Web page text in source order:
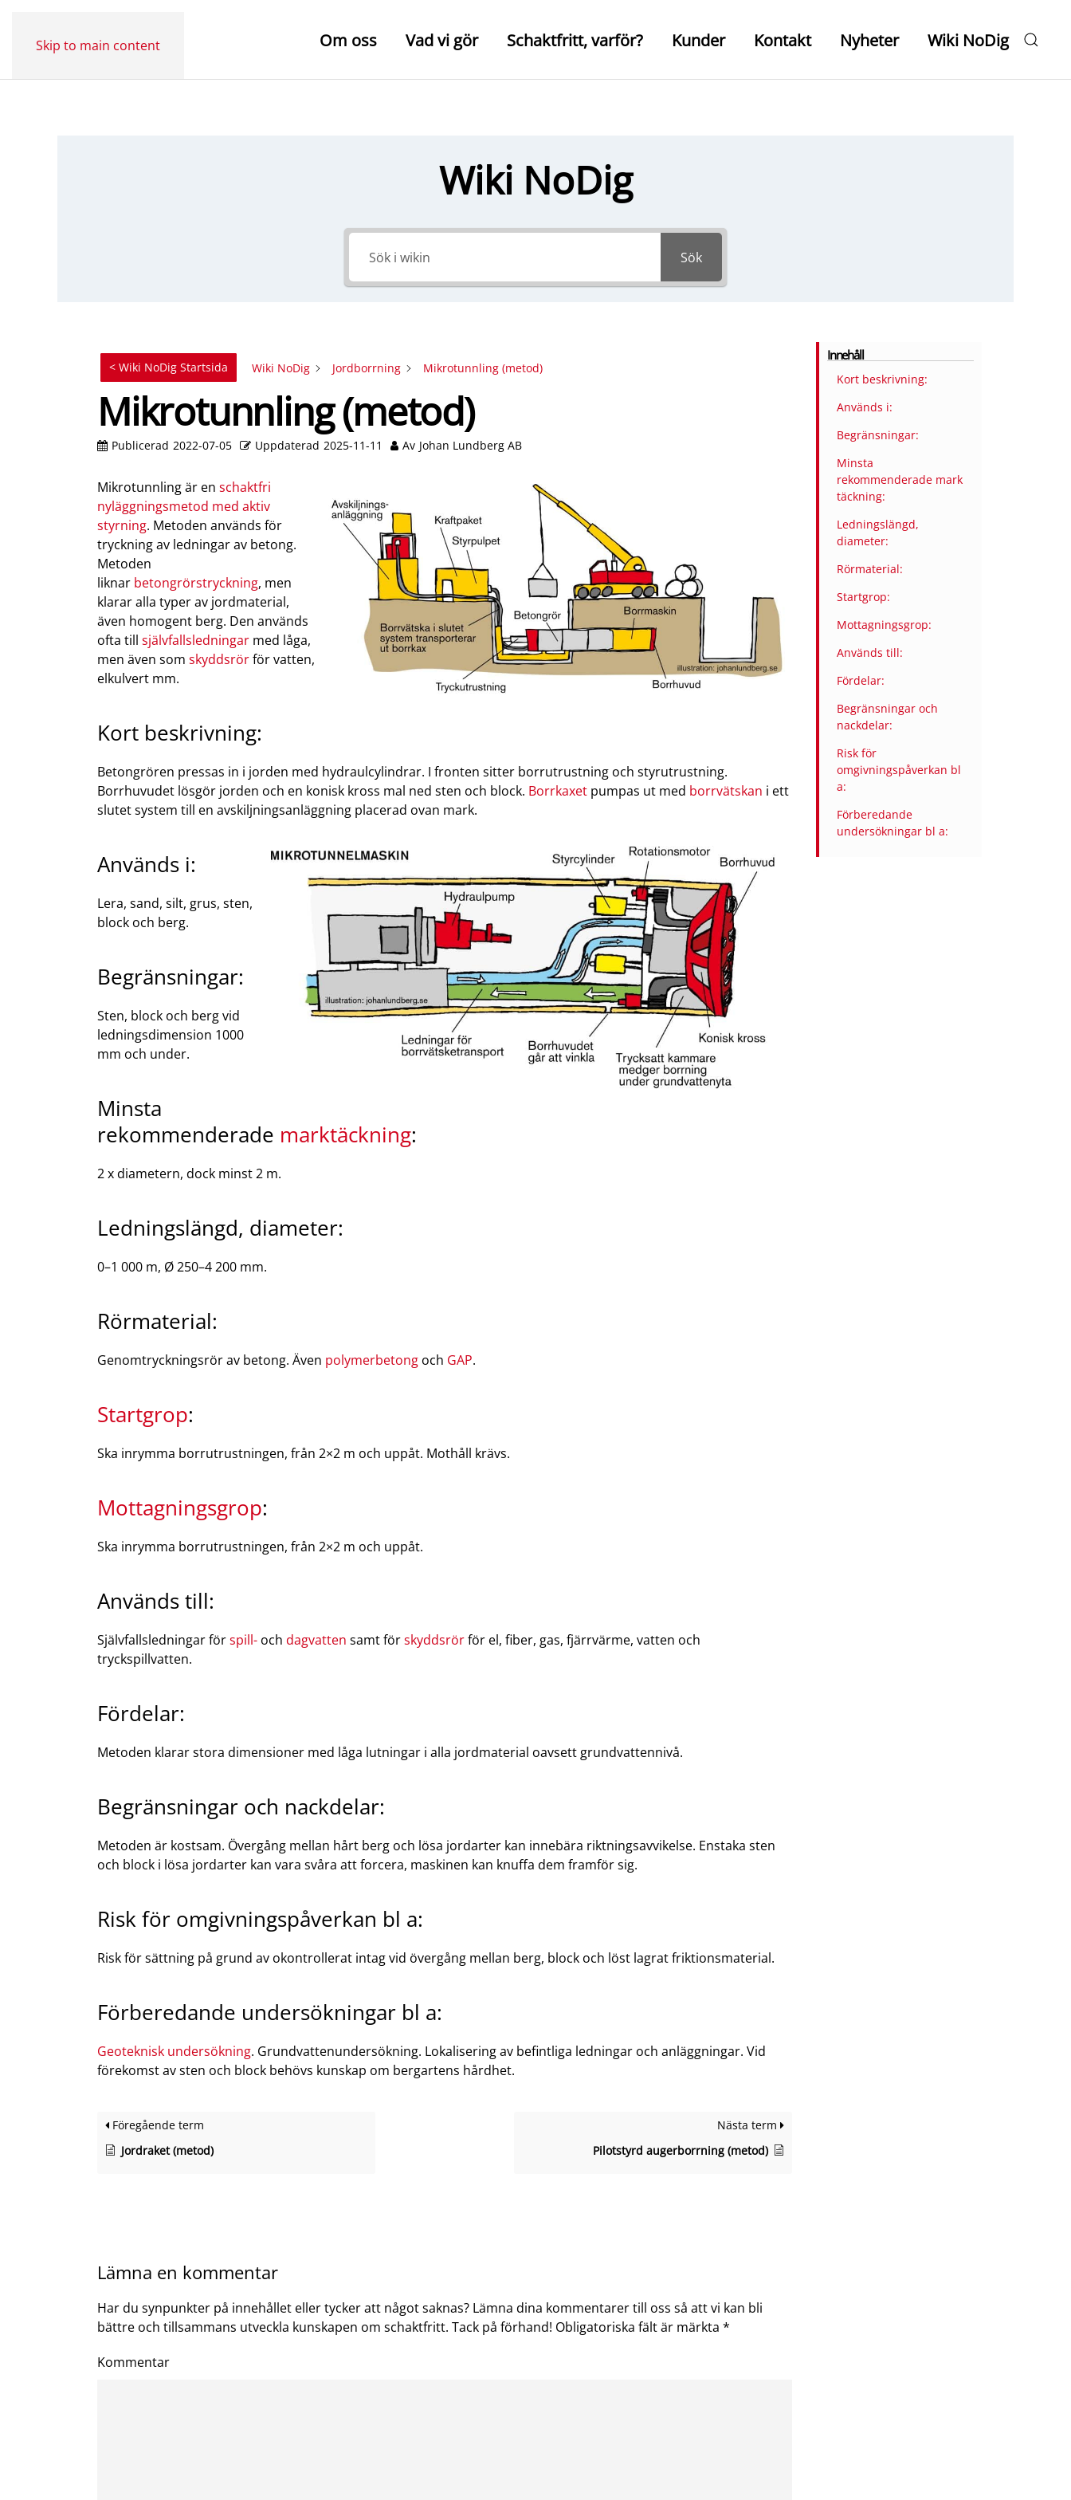
Skip to main content Om oss Vad vi gör Schaktfritt, varför? Kunder Kontakt Nyheter Wiki NoDig
Wiki NoDig
Sök
< Wiki NoDig Startsida Wiki NoDig Jordborrning Mikrotunnling (metod)
Mikrotunnling (metod)
Publicerad 2022-07-05 Uppdaterad 2025-11-11 Av Johan Lundberg AB
Mikrotunnling är en schaktfri
nyläggningsmetod med aktiv
styrning. Metoden används för
tryckning av ledningar av betong.
Metoden
liknar betongrörstryckning, men
klarar alla typer av jordmaterial,
även homogent berg. Den används
ofta till självfallsledningar med låga,
men även som skyddsrörför vatten,
elkulvert mm.
Kort beskrivning:
Betongrören pressas in i jorden med hydraulcylindrar. I fronten sitter borrutrustning och styrutrustning.
Borrhuvudet lösgör jorden och en konisk kross mal ned sten och block. Borrkaxet pumpas ut med borrvätskan i ett
slutet system till en avskiljningsanläggning placerad ovan mark.
Används i:
Lera, sand, silt, grus, sten,
block och berg.
Begränsningar:
Sten, block och berg vid
ledningsdimension 1000
mm och under.
Minsta
rekommenderade marktäckning:
2 x diametern, dock minst 2 m.
Ledningslängd, diameter:
0–1 000 m, Ø 250–4 200 mm.
Rörmaterial:
Genomtryckningsrör av betong. Även polymerbetong och GAP.
Startgrop:
Ska inrymma borrutrustningen, från 2×2 m och uppåt. Mothåll krävs.
Mottagningsgrop:
Ska inrymma borrutrustningen, från 2×2 m och uppåt.
Används till:
Självfallsledningar förspill- och dagvatten samt förskyddsrörför el, fiber, gas, fjärrvärme, vatten och
tryckspillvatten.
Fördelar:
Metoden klarar stora dimensioner med låga lutningar i alla jordmaterial oavsett grundvattennivå.
Begränsningar och nackdelar:
Metoden är kostsam. Övergång mellan hårt berg och lösa jordarter kan innebära riktningsavvikelse. Enstaka sten
och block i lösa jordarter kan vara svåra att forcera, maskinen kan knuffa dem framför sig.
Risk för omgivningspåverkan bl a:
Risk för sättning på grund av okontrollerat intag vid övergång mellan berg, block och löst lagrat friktionsmaterial.
Förberedande undersökningar bl a:
Geoteknisk undersökning. Grundvattenundersökning. Lokalisering av befintliga ledningar och anläggningar. Vid
förekomst av sten och block behövs kunskap om bergartens hårdhet.
Föregående term
Jordraket (metod)
Nästa term
Pilotstyrd augerborrning (metod)
Lämna en kommentar
Har du synpunkter på innehållet eller tycker att något saknas? Lämna dina kommentarer till oss så att vi kan bli
bättre och tillsammans utveckla kunskapen om schaktfritt. Tack på förhand! Obligatoriska fält är märkta *
Kommentar
Innehåll
Kort beskrivning:
Används i:
Begränsningar:
Minsta
rekommenderade mark
täckning:
Ledningslängd,
diameter:
Rörmaterial:
Startgrop:
Mottagningsgrop:
Används till:
Fördelar:
Begränsningar och
nackdelar:
Risk för
omgivningspåverkan bl
a:
Förberedande
undersökningar bl a: